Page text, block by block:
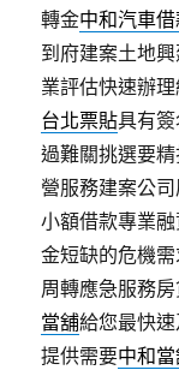
轉金中和汽車
到府建案土地
業評估快速辦
台北票貼具有
過難關挑選要
營服務建案公
小額借款專業
金短缺的危機
周轉應急服務
當舖給您最快
提供需要中和